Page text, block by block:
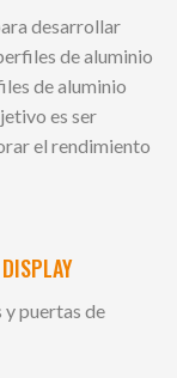
desarrollar
de aluminio
de aluminio
es ser
el rendimiento
y puertas de